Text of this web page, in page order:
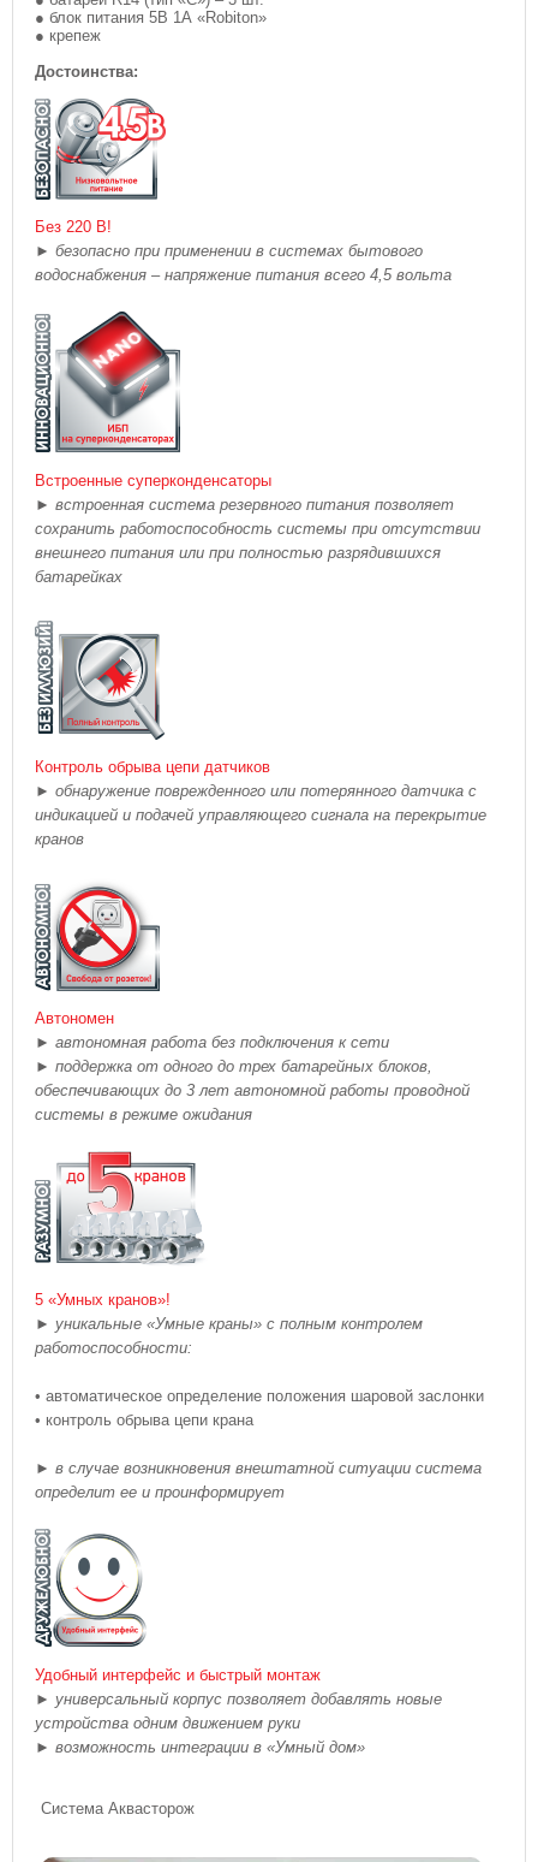
● блок питания 5В 1А «Robiton»
● крепеж
Достоинства:
Без 220 В!
► безопасно при применении в системах бытового
водоснабжения – напряжение питания всего 4,5 вольта
Встроенные суперконденсаторы
► встроенная система резервного питания позволяет
сохранить работоспособность системы при отсутствии
внешнего питания или при полностью разрядившихся
батарейках
Контроль обрыва цепи датчиков
► обнаружение поврежденного или потерянного датчика с
индикацией и подачей управляющего сигнала на перекрытие
кранов
Автономен
► автономная работа без подключения к сети
► поддержка от одного до трех батарейных блоков,
обеспечивающих до 3 лет автономной работы проводной
системы в режиме ожидания
5 «Умных кранов»!
► уникальные «Умные краны» с полным контролем
работоспособности:
• автоматическое определение положения шаровой заслонки
• контроль обрыва цепи крана
► в случае возникновения внештатной ситуации система
определит ее и проинформирует
Удобный интерфейс и быстрый монтаж
► универсальный корпус позволяет добавлять новые
устройства одним движением руки
► возможность интеграции в «Умный дом»
Система Аквасторож